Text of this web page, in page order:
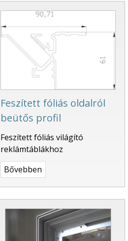
Feszített fóliás oldalról
beütős profil
Feszített fóliás világító
reklámtáblákhoz
Bővebben